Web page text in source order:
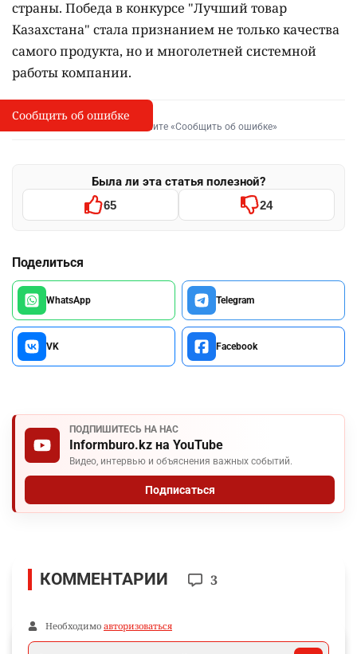
страны. Победа в конкурсе "Лучший товар
Казахстана" стала признанием не только качества
самого продукта, но и многолетней системной
работы компании.
I
Сообщить об опечатке
Выделите фрагмент и нажмите «Сообщить об ошибке»
Была ли эта статья полезной?
65 24
Поделиться
WhatsApp Telegram
VK Facebook
ПОДПИШИТЕСЬ НА НАС
Informburo.kz на YouTube
Видео, интервью и объяснения важных событий.
Подписаться
Сообщить об ошибке
КОММЕНТАРИИ 3
Необходимо авторизоваться